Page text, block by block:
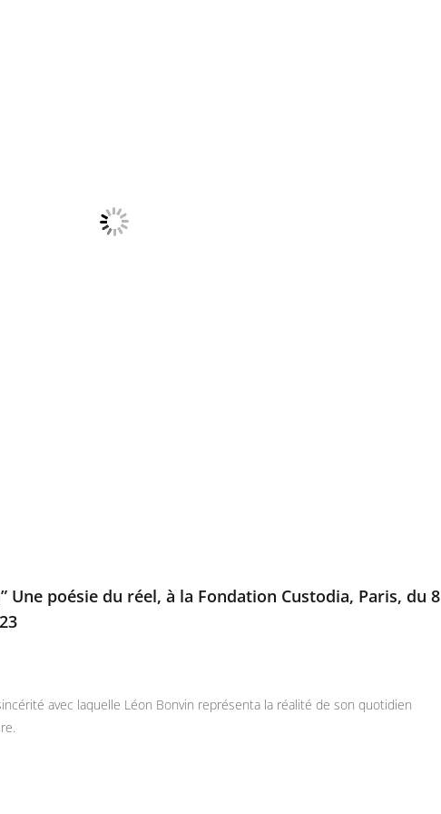
Une poésie du réel, à la Fondation Custodia, Paris, du 8
avec laquelle Léon Bonvin représenta la réalité de son quotidien